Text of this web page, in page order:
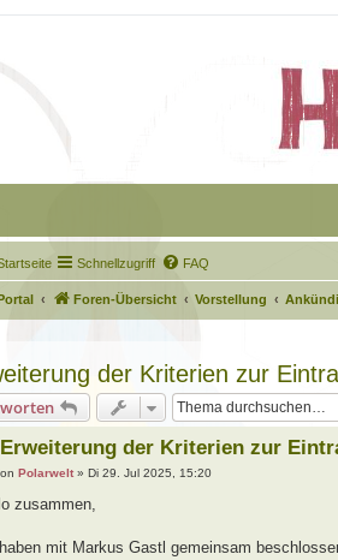
Schnellzugriff FAQ
Foren-Übersicht Vorstellung
der Kriterien zur
Erweiterung der Kriterien zur
Polarwelt» Di 29. Jul 2025, 15:20
zusammen,
mit Markus Gastl gemeinsam